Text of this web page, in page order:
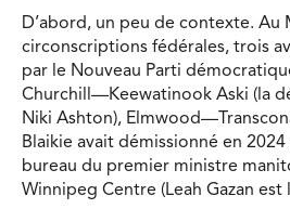
D’abord, un peu de contexte. Au
circonscriptions fédérales, trois
par le Nouveau Parti
Churchill—Keewatinook Aski (la
Niki Ashton),
Blaikie avait démissionné en
bureau du premier ministre
Winnipeg Centre (Leah Gazan est